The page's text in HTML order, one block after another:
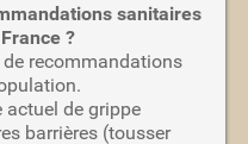
sanitaires
?
de recommandations
actuel de grippe
barrières (tousser